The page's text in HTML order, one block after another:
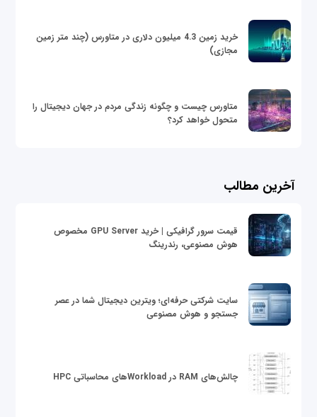
خرید زمین 4.3 میلیون دلاری در متاورس (چند متر زمین
مجازی)
متاورس چیست و چگونه زندگی مردم در جهان دیجیتال را
متحول خواهد کرد؟
آخرین مطالب
قیمت سرور گرافیکی | خرید GPU Server مخصوص
هوش مصنوعی، رندرینگ
سایت شرکتی حرفه‌ای؛ ویترین دیجیتال شما در عصر
جستجو و هوش مصنوعی
چالش‌های RAM در Workloadهای محاسباتی HPC